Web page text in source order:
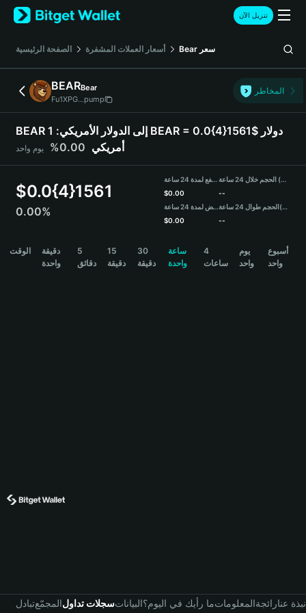
English
日本語
Русский
Español (Latinoamérica)
Türkçe
Deutsch
简体中文
Português (Portugal)
Bahasa Indonesia
বাংলা
تنزيل الآن
الصفحة الرئيسية أسعار العملات المشفرة Bear سعر
BEARBear
Fu1XPG...pump
المخاطر
BEAR إلى الدولار الأمريكي: 1 BEAR = 0.0{4}1561$ دولار
أمريكي 0.00% يوم واحد
$0.0{4}1561
0.00%
مرتفع لمدة 24 ساعة
$0.00
منخفض لمدة 24 ساعة
$0.00
الحجم خلال 24 ساعة (BEAR)
--
الحجم طوال 24 ساعة(USDT)
--
الوقت
دقيقة
واحدة
5
دقائق
15
دقيقة
30
دقيقة
ساعة
واحدة
4
ساعات
يوم
واحد
أسبوع
واحد
تبادلالمجمّعسجلات تداولالبياناتما رأيك في اليوم؟المعلوماترائجةنبذة عنا